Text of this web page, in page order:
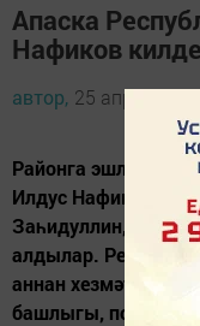
Апаска
Нафиков килде
автор, 25 апрель
Районга эшлекле
Илдус Нафиков
Заһидуллин,
алдылар.
аннан
башлыгы, полиция,